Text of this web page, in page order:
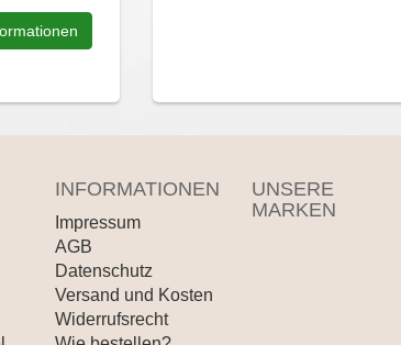
INFORMATIONEN
Impressum
AGB
Datenschutz
Versand und Kosten
Widerrufsrecht
UNSERE
MARKEN